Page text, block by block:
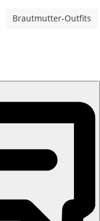
Brautmutter-Outfits